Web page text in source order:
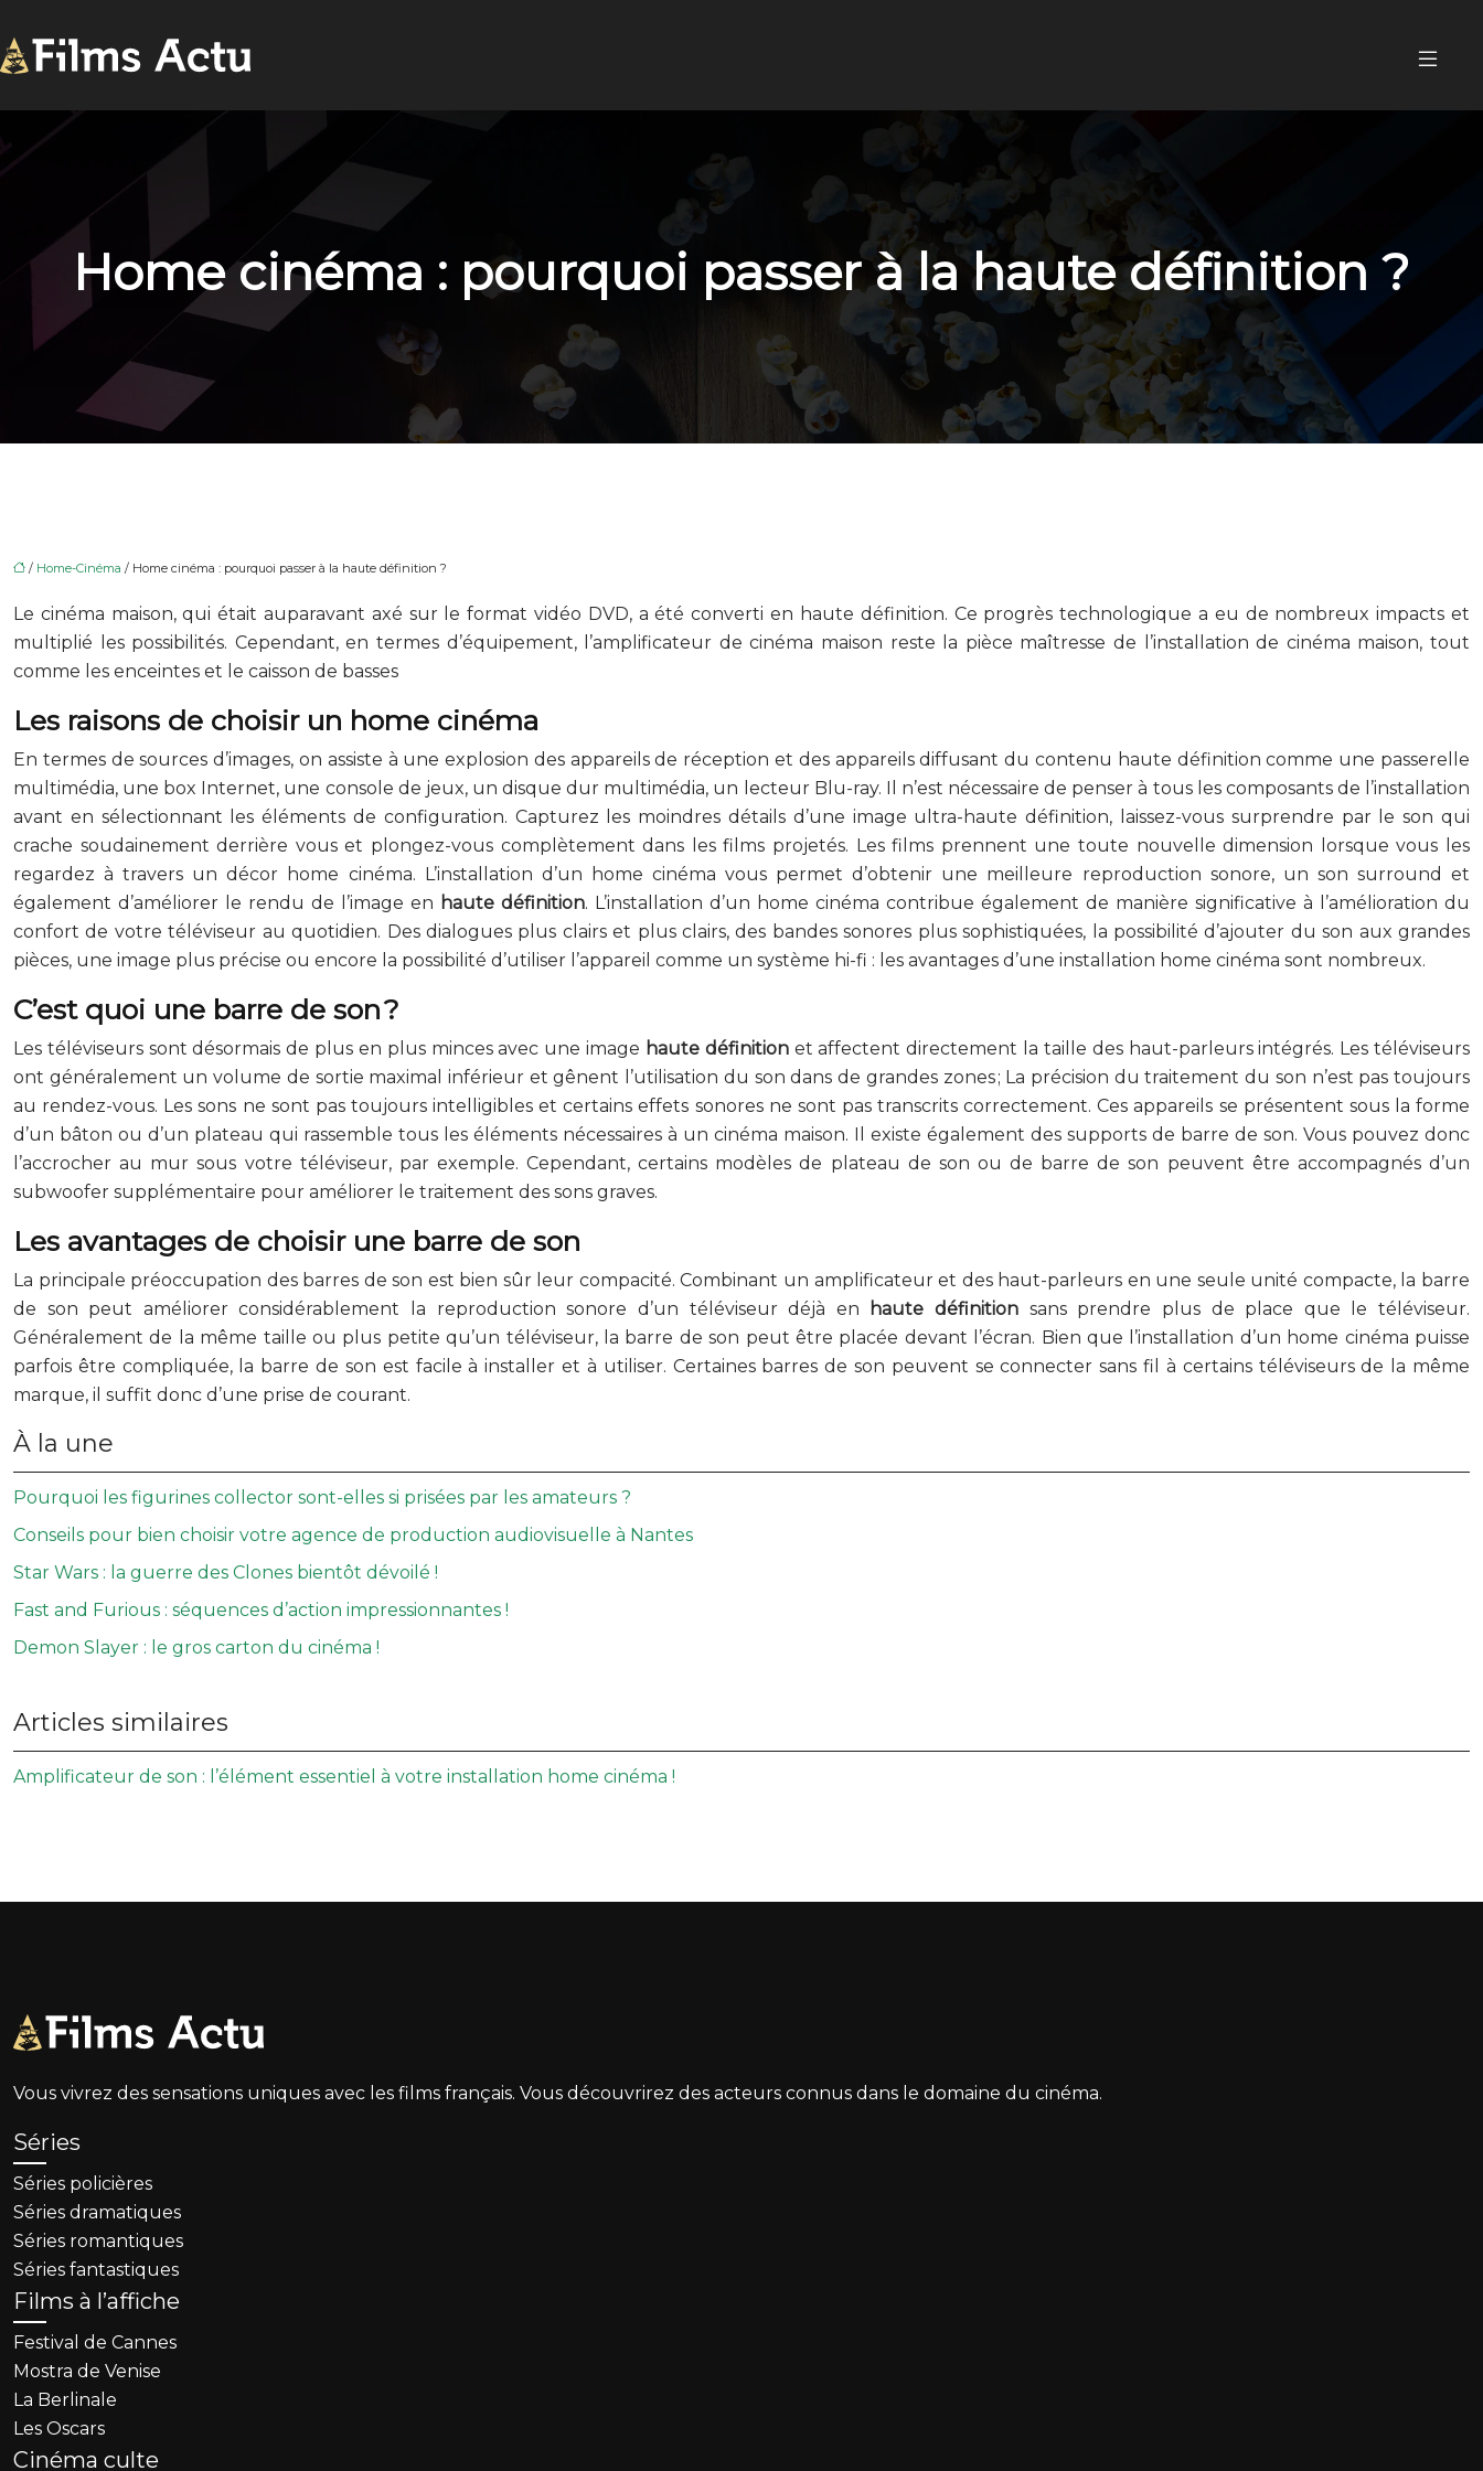
Home cinéma : pourquoi passer à la haute définition ?
/ Home-Cinéma / Home cinéma : pourquoi passer à la haute définition ?
Le cinéma maison, qui était auparavant axé sur le format vidéo DVD, a été converti en haute définition. Ce progrès technologique a eu de nombreux impacts et
multiplié les possibilités. Cependant, en termes d’équipement, l’amplificateur de cinéma maison reste la pièce maîtresse de l’installation de cinéma maison, tout
comme les enceintes et le caisson de basses
Les raisons de choisir un home cinéma
En termes de sources d’images, on assiste à une explosion des appareils de réception et des appareils diffusant du contenu haute définition comme une passerelle
multimédia, une box Internet, une console de jeux, un disque dur multimédia, un lecteur Blu-ray. Il n’est nécessaire de penser à tous les composants de l’installation
avant en sélectionnant les éléments de configuration. Capturez les moindres détails d’une image ultra-haute définition, laissez-vous surprendre par le son qui
crache soudainement derrière vous et plongez-vous complètement dans les films projetés. Les films prennent une toute nouvelle dimension lorsque vous les
regardez à travers un décor home cinéma. L’installation d’un home cinéma vous permet d’obtenir une meilleure reproduction sonore, un son surround et
également d’améliorer le rendu de l’image en haute définition. L’installation d’un home cinéma contribue également de manière significative à l’amélioration du
confort de votre téléviseur au quotidien. Des dialogues plus clairs et plus clairs, des bandes sonores plus sophistiquées, la possibilité d’ajouter du son aux grandes
pièces, une image plus précise ou encore la possibilité d’utiliser l’appareil comme un système hi-fi : les avantages d’une installation home cinéma sont nombreux.
C’est quoi une barre de son ?
Les téléviseurs sont désormais de plus en plus minces avec une image haute définitionet affectent directement la taille des haut-parleurs intégrés. Les téléviseurs
ont généralement un volume de sortie maximal inférieur et gênent l’utilisation du son dans de grandes zones ; La précision du traitement du son n’est pas toujours
au rendez-vous. Les sons ne sont pas toujours intelligibles et certains effets sonores ne sont pas transcrits correctement. Ces appareils se présentent sous la forme
d’un bâton ou d’un plateau qui rassemble tous les éléments nécessaires à un cinéma maison. Il existe également des supports de barre de son. Vous pouvez donc
l’accrocher au mur sous votre téléviseur, par exemple. Cependant, certains modèles de plateau de son ou de barre de son peuvent être accompagnés d’un
subwoofer supplémentaire pour améliorer le traitement des sons graves.
Les avantages de choisir une barre de son
La principale préoccupation des barres de son est bien sûr leur compacité. Combinant un amplificateur et des haut-parleurs en une seule unité compacte, la barre
de son peut améliorer considérablement la reproduction sonore d’un téléviseur déjà en
haute définition sans prendre plus de place que le téléviseur.
Généralement de la même taille ou plus petite qu’un téléviseur, la barre de son peut être placée devant l’écran. Bien que l’installation d’un home cinéma puisse
parfois être compliquée, la barre de son est facile à installer et à utiliser. Certaines barres de son peuvent se connecter sans fil à certains téléviseurs de la même
marque, il suffit donc d’une prise de courant.
À la une
Pourquoi les figurines collector sont-elles si prisées par les amateurs ?
Conseils pour bien choisir votre agence de production audiovisuelle à Nantes
Star Wars : la guerre des Clones bientôt dévoilé !
Fast and Furious : séquences d’action impressionnantes !
Demon Slayer : le gros carton du cinéma !
Articles similaires
Amplificateur de son : l’élément essentiel à votre installation home cinéma !
Vous vivrez des sensations uniques avec les films français. Vous découvrirez des acteurs connus dans le domaine du cinéma.
Séries
Séries policières
Séries dramatiques
Séries romantiques
Séries fantastiques
Films à l’affiche
Festival de Cannes
Mostra de Venise
La Berlinale
Les Oscars
Cinéma culte